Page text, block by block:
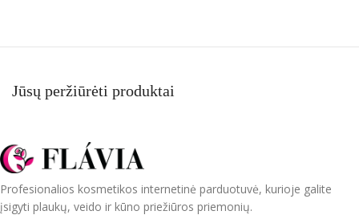
Jūsų peržiūrėti produktai
Profesionalios kosmetikos internetinė parduotuvė, kurioje galite
įsigyti plaukų, veido ir kūno priežiūros priemonių.